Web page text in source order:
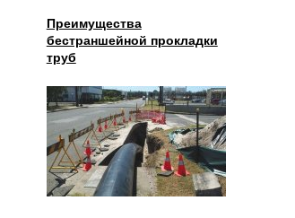
Преимущества
бестраншейной прокладки
труб